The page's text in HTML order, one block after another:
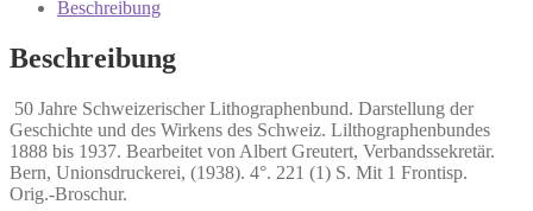
MengeBeschreibung
Beschreibung
50 Jahre Schweizerischer Lithographenbund. Darstellung der
Geschichte und des Wirkens des Schweiz. Lilthographenbundes
1888 bis 1937. Bearbeitet von Albert Greutert, Verbandssekretär.
Bern, Unionsdruckerei, (1938). 4°. 221 (1) S. Mit 1 Frontisp.
Orig.-Broschur.